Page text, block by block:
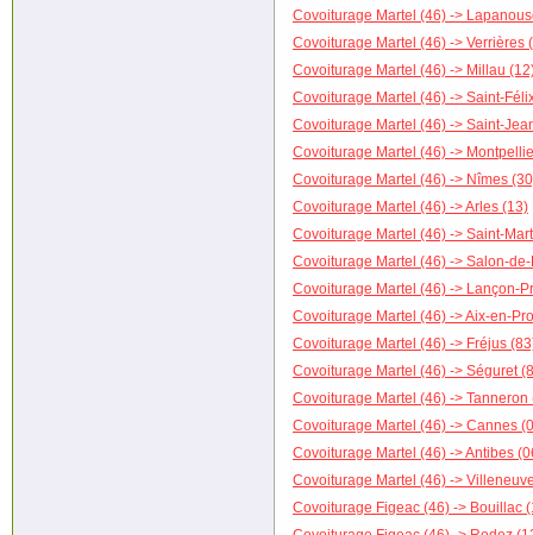
Covoiturage Martel (46) ->
Covoiturage Martel (46) -> Verrières
Covoiturage Martel (46) -> Millau
Covoiturage Martel (46) -> Saint-
Covoiturage Martel (46) -> Saint-
Covoiturage Martel (46) ->
Covoiturage Martel (46) -> Nîmes
Covoiturage Martel (46) -> Arles (13)
Covoiturage Martel (46) -> Saint-
Covoiturage Martel (46) -> Salon-
Covoiturage Martel (46) -> Lançon-
Covoiturage Martel (46) -> Aix-en-
Covoiturage Martel (46) -> Fréjus
Covoiturage Martel (46) -> Séguret
Covoiturage Martel (46) -> Tanneron
Covoiturage Martel (46) -> Cannes
Covoiturage Martel (46) -> Antibes
Covoiturage Martel (46) ->
Covoiturage Figeac (46) -> Bouillac